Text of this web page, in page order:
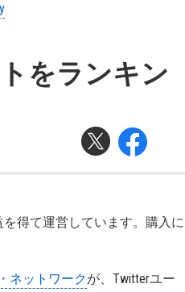
をランキン
得て運営しています。購入に
ネットワークが、Twitterユー